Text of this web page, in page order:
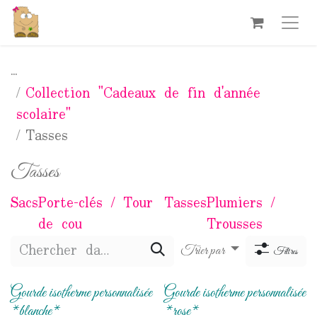
Se rendre au contenu
...
Collection "Cadeaux de fin d'année
scolaire"
Tasses
Tasses
SacsPorte-clés / Tour
de cou
TassesPlumiers /
Trousses
Trier par Filtres
Gourde isotherme personnalisée
*blanche*
Gourde isotherme personnalisée
*rose*